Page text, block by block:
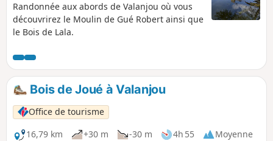
Randonnée aux abords de Valanjou où vous
découvrirez le Moulin de Gué Robert ainsi que
le Bois de Lala.
Bois de Joué à Valanjou
Office de tourisme
16,79 km
+30 m -30 m 4h 55
Moyenne